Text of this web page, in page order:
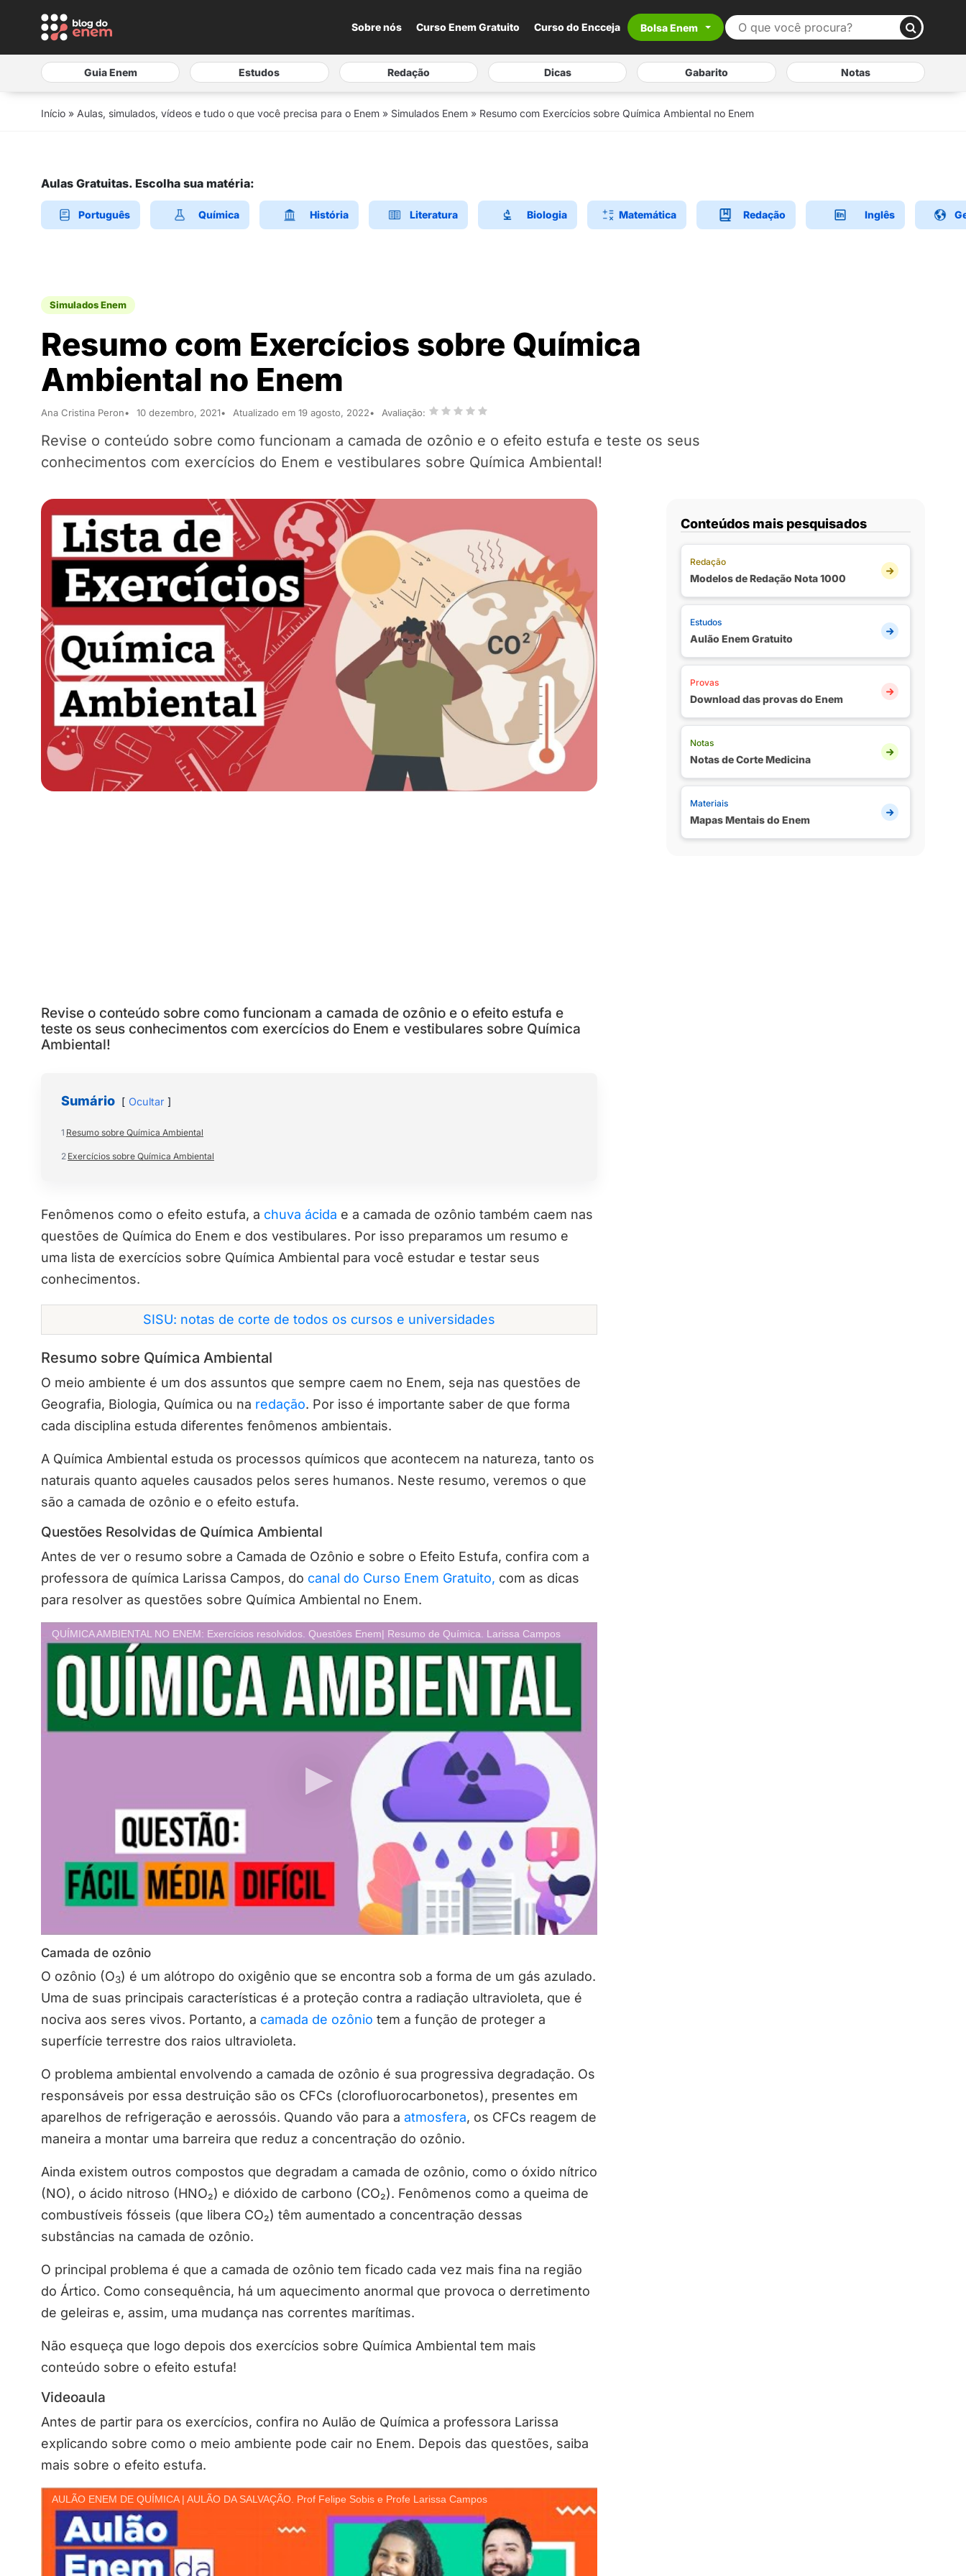
Sobre nós Curso Enem Gratuito Curso do Encceja Bolsa Enem
Guia Enem Estudos Redação Dicas Gabarito Notas
Início » Aulas, simulados, vídeos e tudo o que você precisa para o Enem » Simulados Enem » Resumo com Exercícios sobre Química Ambiental no Enem
Aulas Gratuitas. Escolha sua matéria:
Português Química História Literatura Biologia Matemática Redação Inglês
Simulados Enem
Resumo com Exercícios sobre Química
Ambiental no Enem
Ana Cristina Peron 10 dezembro, 2021 Atualizado em 19 agosto, 2022 Avaliação:
Revise o conteúdo sobre como funcionam a camada de ozônio e o efeito estufa e teste os seus
conhecimentos com exercícios do Enem e vestibulares sobre Química Ambiental!
Revise o conteúdo sobre como funcionam a camada de ozônio e o efeito estufa e
teste os seus conhecimentos com exercícios do Enem e vestibulares sobre Química
Ambiental!
Sumário Ocultar
1 Resumo sobre Química Ambiental
2 Exercícios sobre Química Ambiental
Fenômenos como o efeito estufa, a chuva ácida e a camada de ozônio também caem nas
questões de Química do Enem e dos vestibulares. Por isso preparamos um resumo e
uma lista de exercícios sobre Química Ambiental para você estudar e testar seus
conhecimentos.
SISU: notas de corte de todos os cursos e universidades
Resumo sobre Química Ambiental
O meio ambiente é um dos assuntos que sempre caem no Enem, seja nas questões de
Geografia, Biologia, Química ou na redação. Por isso é importante saber de que forma
cada disciplina estuda diferentes fenômenos ambientais.
A Química Ambiental estuda os processos químicos que acontecem na natureza, tanto os
naturais quanto aqueles causados pelos seres humanos. Neste resumo, veremos o que
são a camada de ozônio e o efeito estufa.
Questões Resolvidas de Química Ambiental
Antes de ver o resumo sobre a Camada de Ozônio e sobre o Efeito Estufa, confira com a
professora de química Larissa Campos, do canal do Curso Enem Gratuito, com as dicas
para resolver as questões sobre Química Ambiental no Enem.
QUÍMICA AMBIENTAL NO ENEM: Exercícios resolvidos. Questões Enem| Resumo de Química. Larissa Campos
Camada de ozônio
O ozônio (O3) é um alótropo do oxigênio que se encontra sob a forma de um gás azulado.
Uma de suas principais características é a proteção contra a radiação ultravioleta, que é
nociva aos seres vivos. Portanto, a camada de ozônio tem a função de proteger a
superfície terrestre dos raios ultravioleta.
O problema ambiental envolvendo a camada de ozônio é sua progressiva degradação. Os
responsáveis por essa destruição são os CFCs (clorofluorocarbonetos), presentes em
aparelhos de refrigeração e aerossóis. Quando vão para a atmosfera, os CFCs reagem de
maneira a montar uma barreira que reduz a concentração do ozônio.
Ainda existem outros compostos que degradam a camada de ozônio, como o óxido nítrico
(NO), o ácido nitroso (HNO₂) e dióxido de carbono (CO₂). Fenômenos como a queima de
combustíveis fósseis (que libera CO₂) têm aumentado a concentração dessas
substâncias na camada de ozônio.
O principal problema é que a camada de ozônio tem ficado cada vez mais fina na região
do Ártico. Como consequência, há um aquecimento anormal que provoca o derretimento
de geleiras e, assim, uma mudança nas correntes marítimas.
Não esqueça que logo depois dos exercícios sobre Química Ambiental tem mais
conteúdo sobre o efeito estufa!
Videoaula
Antes de partir para os exercícios, confira no Aulão de Química a professora Larissa
explicando sobre como o meio ambiente pode cair no Enem. Depois das questões, saiba
mais sobre o efeito estufa.
AULÃO ENEM DE QUÍMICA | AULÃO DA SALVAÇÃO. Prof Felipe Sobis e Profe Larissa Campos
Conteúdos mais pesquisados
Redação
Modelos de Redação Nota 1000
Estudos
Aulão Enem Gratuito
Provas
Download das provas do Enem
Notas
Notas de Corte Medicina
Materiais
Mapas Mentais do Enem